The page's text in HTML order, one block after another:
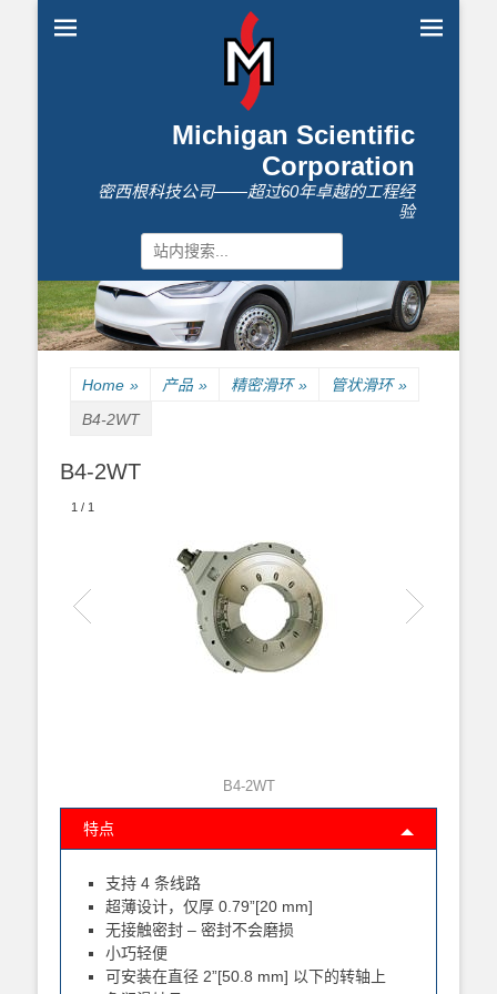
Michigan Scientific
Corporation
密西根科技公司——超过60年卓越的工程经
验
Search
for:
Home » 产品 » 精密滑环 » 管状滑环 »
B4-2WT
B4-2WT
1 / 1
B4-2WT
特点
支持 4 条线路
超薄设计，仅厚 0.79”[20 mm]
无接触密封 – 密封不会磨损
小巧轻便
可安装在直径 2”[50.8 mm] 以下的转轴上